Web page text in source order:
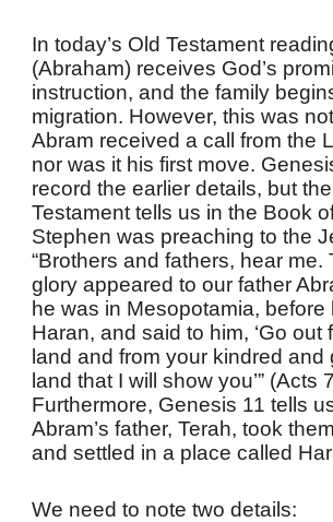
In today’s Old Testament
(Abraham) receives God’s
instruction, and the family
migration. However, this was
Abram received a call from the
nor was it his first move.
record the earlier details, but
Testament tells us in the Book
Stephen was preaching to the
“Brothers and fathers, hear me.
glory appeared to our father
he was in Mesopotamia, before
Haran, and said to him, ‘Go out
land and from your kindred and
land that I will show you’” (Acts
Furthermore, Genesis 11 tells
Abram’s father, Terah, took
and settled in a place called
We need to note two details: